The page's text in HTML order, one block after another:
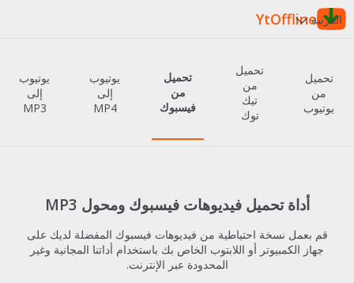
YtOfflineالعربية
تحميل
من
يوتيوب
تحميل
من
تيك
توك
تحميل
من
فيسبوك
يوتيوب
إلى
MP4
يوتيوب
إلى
MP3
أداة تحميل فيديوهات فيسبوك ومحول MP3
قم بعمل نسخة احتياطية من فيديوهات فيسبوك المفضلة لديك على
جهاز الكمبيوتر أو اللابتوب الخاص بك باستخدام أداتنا المجانية وغير
المحدودة عبر الإنترنت.